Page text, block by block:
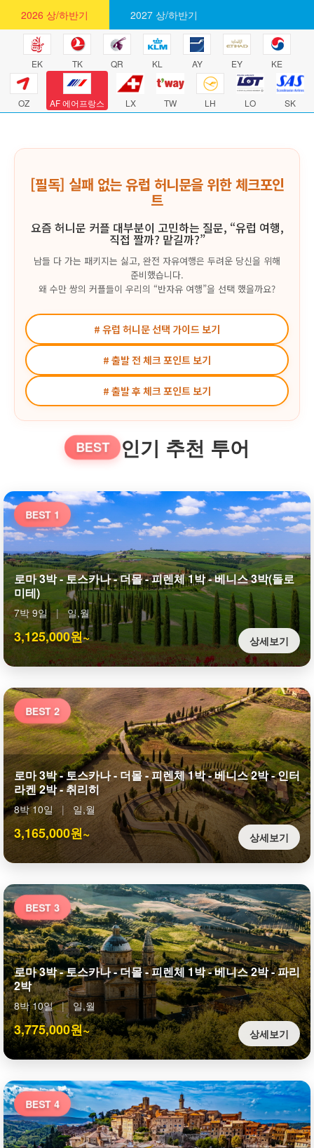
2026 상/하반기 2027 상/하반기
EK TK QR KL AY EY KE
OZ AF 에어프랑스 LX TW LH LO SK
[필독] 실패 없는 유럽 허니문을 위한 체크포인
트
요즘 허니문 커플 대부분이 고민하는 질문, “유럽 여행,
직접 짤까? 맡길까?”
남들 다 가는 패키지는 싫고, 완전 자유여행은 두려운 당신을 위해
준비했습니다.
왜 수만 쌍의 커플들이 우리의 “반자유 여행”을 선택 했을까요?
# 유럽 허니문 선택 가이드 보기
# 출발 전 체크 포인트 보기
# 출발 후 체크 포인트 보기
BEST 인기 추천 투어
BEST 1
로마 3박 - 토스카나 - 더몰 - 피렌체 1박 - 베니스 3박(돌로
미테)
7박 9일 | 일,월
3,125,000원~ 상세보기
BEST 2
로마 3박 - 토스카나 - 더몰 - 피렌체 1박 - 베니스 2박 - 인터
라켄 2박 - 취리히
8박 10일 | 일,월
3,165,000원~ 상세보기
BEST 3
로마 3박 - 토스카나 - 더몰 - 피렌체 1박 - 베니스 2박 - 파리
2박
8박 10일 | 일,월
3,775,000원~ 상세보기
BEST 4